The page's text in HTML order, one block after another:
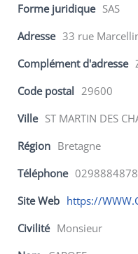
Forme juridique SAS
Adresse 33 rue
Complément d'adresse
Code postal 29600
Ville ST MARTIN DES
Région Bretagne
Téléphone 0298884878
Site Web https://
Civilité Monsieur